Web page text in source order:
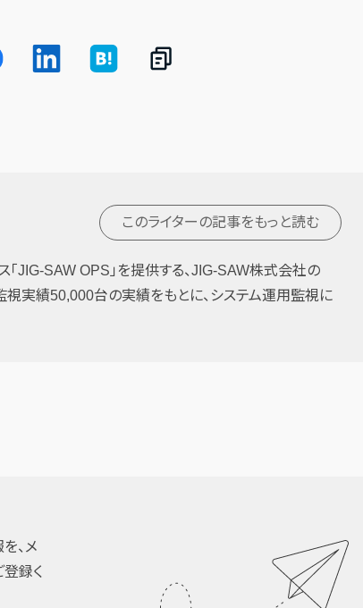
このライターの記事をもっと読む
JIG-SAW OPS」を提供する、JIG-SAW株式会社の
実績50,000台の実績をもとに、システム運用監視に
、メ
録く